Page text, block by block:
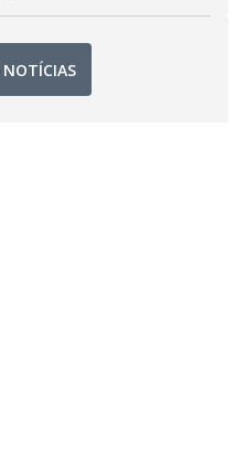
NOTÍCIAS